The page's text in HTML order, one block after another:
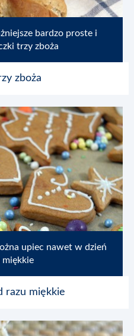
bardzo proste i
trzy zboża
zboża
upiec nawet w dzień
miękkie
razu miękkie